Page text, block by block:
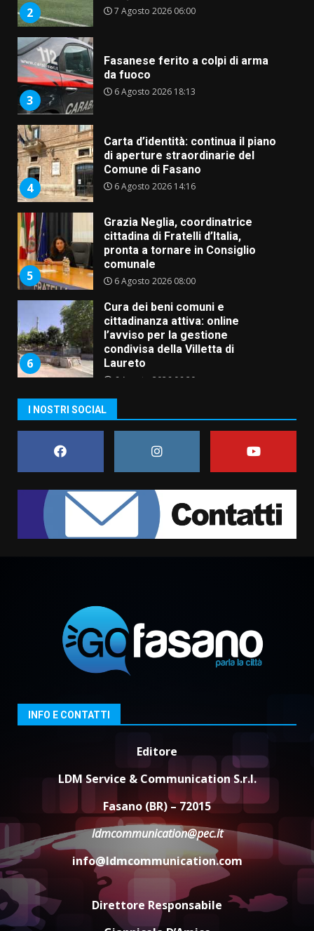
2 7 Agosto 2026 06:00
3
Fasanese ferito a colpi di arma
da fuoco
6 Agosto 2026 18:13
4
Carta d’identità: continua il piano
di aperture straordinarie del
Comune di Fasano
6 Agosto 2026 14:16
5
Grazia Neglia, coordinatrice
cittadina di Fratelli d’Italia,
pronta a tornare in Consiglio
comunale
6 Agosto 2026 08:00
6
Cura dei beni comuni e
cittadinanza attiva: online
l’avviso per la gestione
condivisa della Villetta di
Laureto
6 Agosto 2026 06:20
La magia del Minareto e la prima
assoluta de “L’Albergo
Belvedere. Il rapimento”
6 Agosto 2026 06:15
1
Rivoluzione”: nuovo
appuntamento con “Fasano in
Banda”
7 Agosto 2026 06:05
campionato di calcio”
7 Agosto 2026 06:00
3
Fasanese ferito a colpi di arma
6 Agosto 2026 18:13
Carta d’identità: continua il piano
di aperture straordinarie del
Comune di Fasano
6 Agosto 2026 14:16
Grazia Neglia, coordinatrice
cittadina di Fratelli d’Italia,
pronta a tornare in Consiglio
comunale
6 Agosto 2026 08:00
I NOSTRI SOCIAL
INFO E CONTATTI
Editore
LDM Service & Communication S.r.l.
Fasano (BR) – 72015
ldmcommunication@pec.it
info@ldmcommunication.com
Direttore Responsabile